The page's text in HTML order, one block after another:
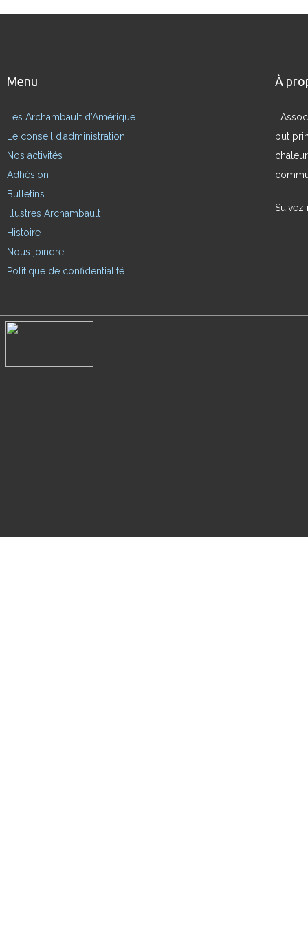
Menu
Les Archambault d’Amérique
Le conseil d’administration
Nos activités
Adhésion
Bulletins
Illustres Archambault
Histoire
Nous joindre
Politique de confidentialité
À
but